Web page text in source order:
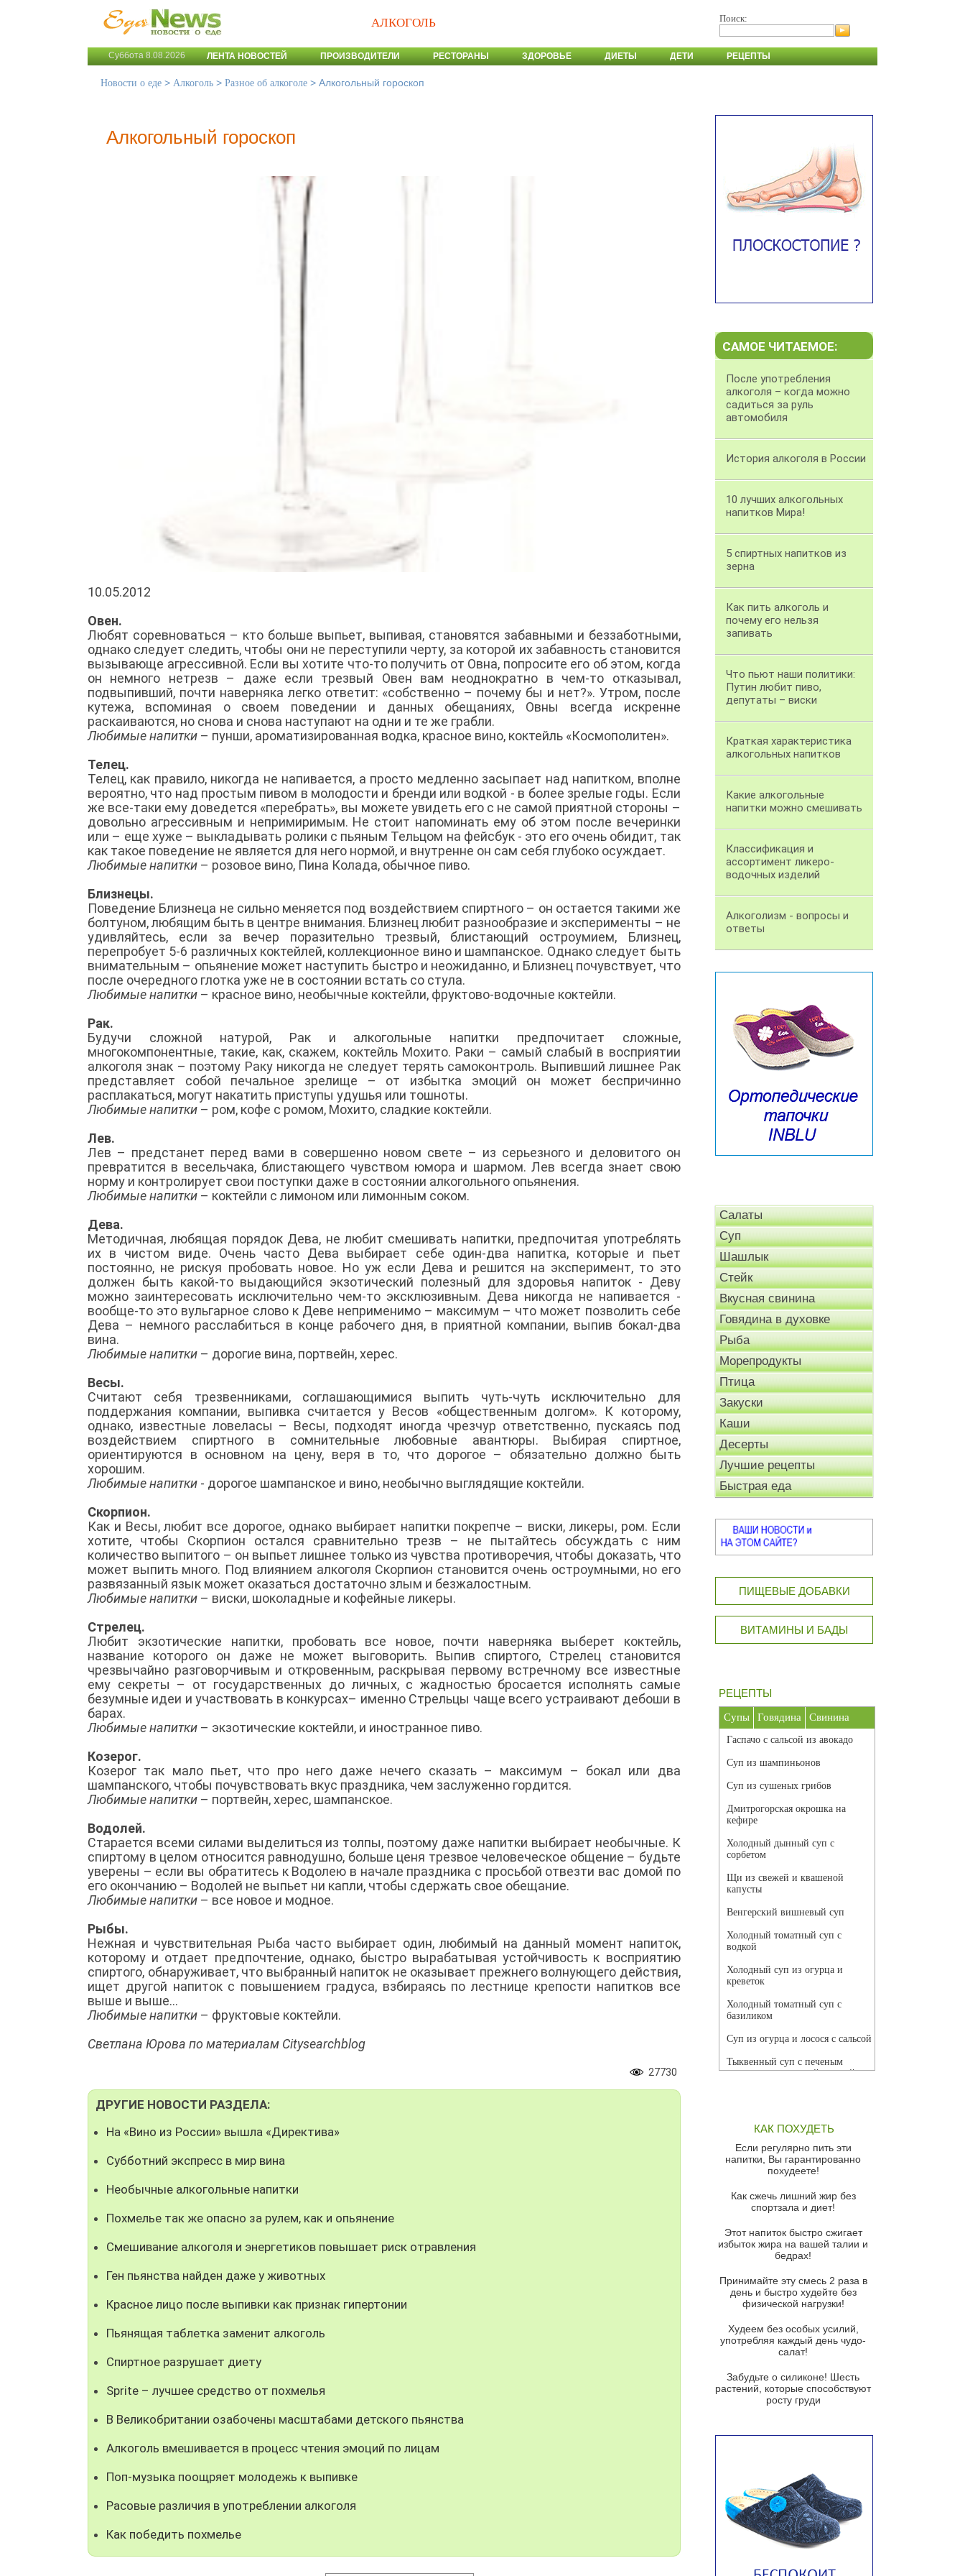
АЛКОГОЛЬ Поиск:
Суббота 8.08.2026 ЛЕНТА НОВОСТЕЙ ПРОИЗВОДИТЕЛИ РЕСТОРАНЫ ЗДОРОВЬЕ ДИЕТЫ ДЕТИ РЕЦЕПТЫ
Новости о еде > Алкоголь > Разное об алкоголе > Алкогольный гороскоп
Алкогольный гороскоп
10.05.2012
Овен.
Любят соревноваться – кто больше выпьет, выпивая, становятся забавными и беззаботными,
однако следует следить, чтобы они не переступили черту, за которой их забавность становится
вызывающе агрессивной. Если вы хотите что-то получить от Овна, попросите его об этом, когда
он немного нетрезв – даже если трезвый Овен вам неоднократно в чем-то отказывал,
подвыпивший, почти наверняка легко ответит: «собственно – почему бы и нет?». Утром, после
кутежа, вспоминая о своем поведении и данных обещаниях, Овны всегда искренне
раскаиваются, но снова и снова наступают на одни и те же грабли.
Любимые напитки – пунши, ароматизированная водка, красное вино, коктейль «Космополитен».
Телец.
Телец, как правило, никогда не напивается, а просто медленно засыпает над напитком, вполне
вероятно, что над простым пивом в молодости и бренди или водкой - в более зрелые годы. Если
же все-таки ему доведется «перебрать», вы можете увидеть его с не самой приятной стороны –
довольно агрессивным и непримиримым. Не стоит напоминать ему об этом после вечеринки
или – еще хуже – выкладывать ролики с пьяным Тельцом на фейсбук - это его очень обидит, так
как такое поведение не является для него нормой, и внутренне он сам себя глубоко осуждает.
Любимые напитки – розовое вино, Пина Колада, обычное пиво.
Близнецы.
Поведение Близнеца не сильно меняется под воздействием спиртного – он остается такими же
болтуном, любящим быть в центре внимания. Близнец любит разнообразие и эксперименты – не
удивляйтесь, если за вечер поразительно трезвый, блистающий остроумием, Близнец,
перепробует 5-6 различных коктейлей, коллекционное вино и шампанское. Однако следует быть
внимательным – опьянение может наступить быстро и неожиданно, и Близнец почувствует, что
после очередного глотка уже не в состоянии встать со стула.
Любимые напитки – красное вино, необычные коктейли, фруктово-водочные коктейли.
Рак.
Будучи сложной натурой, Рак и алкогольные напитки предпочитает сложные,
многокомпонентные, такие, как, скажем, коктейль Мохито. Раки – самый слабый в восприятии
алкоголя знак – поэтому Раку никогда не следует терять самоконтроль. Выпивший лишнее Рак
представляет собой печальное зрелище – от избытка эмоций он может беспричинно
расплакаться, могут накатить приступы удушья или тошноты.
Любимые напитки – ром, кофе с ромом, Мохито, сладкие коктейли.
Лев.
Лев – предстанет перед вами в совершенно новом свете – из серьезного и деловитого он
превратится в весельчака, блистающего чувством юмора и шармом. Лев всегда знает свою
норму и контролирует свои поступки даже в состоянии алкогольного опьянения.
Любимые напитки – коктейли с лимоном или лимонным соком.
Дева.
Методичная, любящая порядок Дева, не любит смешивать напитки, предпочитая употреблять
их в чистом виде. Очень часто Дева выбирает себе один-два напитка, которые и пьет
постоянно, не рискуя пробовать новое. Но уж если Дева и решится на эксперимент, то это
должен быть какой-то выдающийся экзотический полезный для здоровья напиток - Деву
можно заинтересовать исключительно чем-то эксклюзивным. Дева никогда не напивается -
вообще-то это вульгарное слово к Деве неприменимо – максимум – что может позволить себе
Дева – немного расслабиться в конце рабочего дня, в приятной компании, выпив бокал-два
вина.
Любимые напитки – дорогие вина, портвейн, херес.
Весы.
Считают себя трезвенниками, соглашающимися выпить чуть-чуть исключительно для
поддержания компании, выпивка считается у Весов «общественным долгом». К которому,
однако, известные ловеласы – Весы, подходят иногда чрезчур ответственно, пускаясь под
воздействием спиртного в сомнительные любовные авантюры. Выбирая спиртное,
ориентируются в основном на цену, веря в то, что дорогое – обязательно должно быть
хорошим.
Любимые напитки - дорогое шампанское и вино, необычно выглядящие коктейли.
Скорпион.
Как и Весы, любит все дорогое, однако выбирает напитки покрепче – виски, ликеры, ром. Если
хотите, чтобы Скорпион остался сравнительно трезв – не пытайтесь обсуждать с ним
количество выпитого – он выпьет лишнее только из чувства противоречия, чтобы доказать, что
может выпить много. Под влиянием алкоголя Скорпион становится очень остроумными, но его
развязанный язык может оказаться достаточно злым и безжалостным.
Любимые напитки – виски, шоколадные и кофейные ликеры.
Стрелец.
Любит экзотические напитки, пробовать все новое, почти наверняка выберет коктейль,
название которого он даже не может выговорить. Выпив спиртого, Стрелец становится
чрезвычайно разговорчивым и откровенным, раскрывая первому встречному все известные
ему секреты – от государственных до личных, с жадностью бросается исполнять самые
безумные идеи и участвовать в конкурсах– именно Стрельцы чаще всего устраивают дебоши в
барах.
Любимые напитки – экзотические коктейли, и иностранное пиво.
Козерог.
Козерог так мало пьет, что про него даже нечего сказать – максимум – бокал или два
шампанского, чтобы почувствовать вкус праздника, чем заслуженно гордится.
Любимые напитки – портвейн, херес, шампанское.
Водолей.
Старается всеми силами выделиться из толпы, поэтому даже напитки выбирает необычные. К
спиртому в целом относится равнодушно, больше ценя трезвое человеческое общение – будьте
уверены – если вы обратитесь к Водолею в начале праздника с просьбой отвезти вас домой по
его окончанию – Водолей не выпьет ни капли, чтобы сдержать свое обещание.
Любимые напитки – все новое и модное.
Рыбы.
Нежная и чувствительная Рыба часто выбирает один, любимый на данный момент напиток,
которому и отдает предпочтение, однако, быстро вырабатывая устойчивость к восприятию
спиртого, обнаруживает, что выбранный напиток не оказывает прежнего волнующего действия,
ищет другой напиток с повышением градуса, взбираясь по лестнице крепости напитков все
выше и выше...
Любимые напитки – фруктовые коктейли.
Светлана Юрова по материалам Citysearchblog
27730
ДРУГИЕ НОВОСТИ РАЗДЕЛА:
На «Вино из России» вышла «Директива»
Субботний экспресс в мир вина
Необычные алкогольные напитки
Похмелье так же опасно за рулем, как и опьянение
Смешивание алкоголя и энергетиков повышает риск отравления
Ген пьянства найден даже у животных
Красное лицо после выпивки как признак гипертонии
Пьянящая таблетка заменит алкоголь
Спиртное разрушает диету
Sprite – лучшее средство от похмелья
В Великобритании озабочены масштабами детского пьянства
Алкоголь вмешивается в процесс чтения эмоций по лицам
Поп-музыка поощряет молодежь к выпивке
Расовые различия в употреблении алкоголя
Как победить похмелье
САМОЕ ЧИТАЕМОЕ:
После употребления
алкоголя – когда можно
садиться за руль
автомобиля
История алкоголя в России
10 лучших алкогольных
напитков Мира!
5 спиртных напитков из
зерна
Как пить алкоголь и
почему его нельзя
запивать
Что пьют наши политики:
Путин любит пиво,
депутаты – виски
Краткая характеристика
алкогольных напитков
Какие алкогольные
напитки можно смешивать
Классификация и
ассортимент ликеро-
водочных изделий
Алкоголизм - вопросы и
ответы
Салаты
Суп
Шашлык
Стейк
Вкусная свинина
Говядина в духовке
Рыба
Морепродукты
Птица
Закуски
Каши
Десерты
Лучшие рецепты
Быстрая еда
ПИЩЕВЫЕ ДОБАВКИ
ВИТАМИНЫ И БАДЫ
РЕЦЕПТЫ
Супы Говядина Свинина
Гаспачо с сальсой из авокадо
Суп из шампиньонов
Суп из сушеных грибов
Дмитрогорская окрошка на
кефире
Холодный дынный суп с
сорбетом
Щи из свежей и квашеной
капусты
Венгерский вишневый суп
Холодный томатный суп с
водкой
Холодный суп из огурца и
креветок
Холодный томатный суп с
базиликом
Суп из огурца и лосося с сальсой
Тыквенный суп с печеным
чесноком и томатной сальсой
красного перца
Парижский луковый суп
Суп из спаржи и горошка с
Суп-крем из цветной капусты
Французский луковый суп
Суп из баклажанов с моцареллой
Грибной крем-суп с кростини с
козьим сыром
Суп мисо с зеленым луком и
тофу
из рукколы
Португальский чесночный суп с
Ирландский картофельный суп
Суп из пастернака
Пряный морковный суп во время
зимних холодов
КАК ПОХУДЕТЬ
Если регулярно пить эти
напитки, Вы гарантированно
похудеете!
Как сжечь лишний жир без
спортзала и диет!
Этот напиток быстро сжигает
избыток жира на вашей талии и
бедрах!
Принимайте эту смесь 2 раза в
день и быстро худейте без
физической нагрузки!
Худеем без особых усилий,
употребляя каждый день чудо-
салат!
Забудьте о силиконе! Шесть
растений, которые способствуют
росту груди